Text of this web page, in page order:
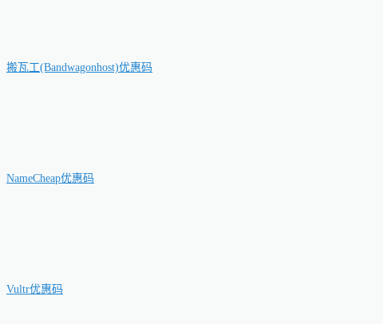
搬瓦工(Bandwagonhost)优惠码
NameCheap优惠码
Vultr优惠码